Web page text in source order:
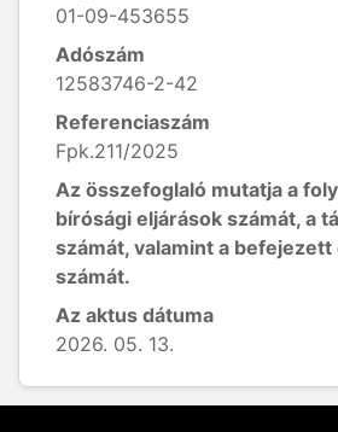
01-09-453655
Adószám
12583746-2-42
Referenciaszám
Fpk.211/2025
Az összefoglaló mutatja a
bírósági eljárások számát, a
számát, valamint a befejezett
számát.
Az aktus dátuma
2026. 05. 13.